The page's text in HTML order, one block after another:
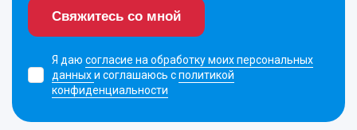
Свяжитесь со мной
Я даю согласие на обработку моих персональных
данныхи соглашаюсь сполитикой
конфиденциальности